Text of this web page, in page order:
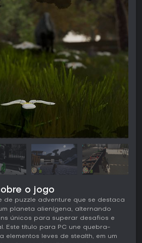
o jogo
de puzzle adventure que se destaca
planeta alienígena, alternando
únicos para superar desafios e
Este título para PC une quebra-
elementos leves de stealth, em um